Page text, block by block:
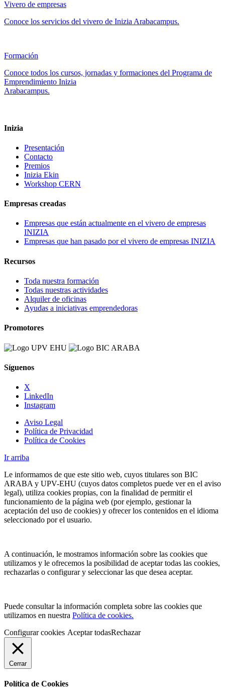
Vivero de empresas
Conoce los servicios del vivero de Inizia Arabacampus.
Formación
Conoce todos los cursos, jornadas y formaciones del Programa de
Emprendimiento Inizia
Arabacampus.
Inizia
Presentación
Contacto
Premios
Inizia Ekin
Workshop CERN
Empresas creadas
Empresas que están actualmente en el vivero de empresas
INIZIA
Empresas que han pasado por el vivero de empresas INIZIA
Recursos
Toda nuestra formación
Todas nuestras actividades
Alquiler de oficinas
Ayudas a iniciativas emprendedoras
Promotores
Síguenos
X
LinkedIn
Instagram
Aviso Legal
Política de Privacidad
Política de Cookies
Ir arriba
Le informamos de que este sitio web, cuyos titulares son BIC
ARABA y UPV-EHU (cuyos datos completos puede ver en el aviso
legal), utiliza cookies propias, con la finalidad de permitir el
funcionamiento de la página web (por ejemplo, gestionar la
aceptación del uso de cookies) y ofrecer los contenidos en el idioma
seleccionado por el usuario.
A continuación, le mostramos información sobre las cookies que
utilizamos y le ofrecemos la posibilidad de aceptar todas las cookies,
rechazarlas o configurar y seleccionar las que desea aceptar.
Puede consultar la información completa sobre las cookies que
utilizamos en nuestra Política de cookies.
Configurar cookies Aceptar todasRechazar
Cerrar
Política de Cookies